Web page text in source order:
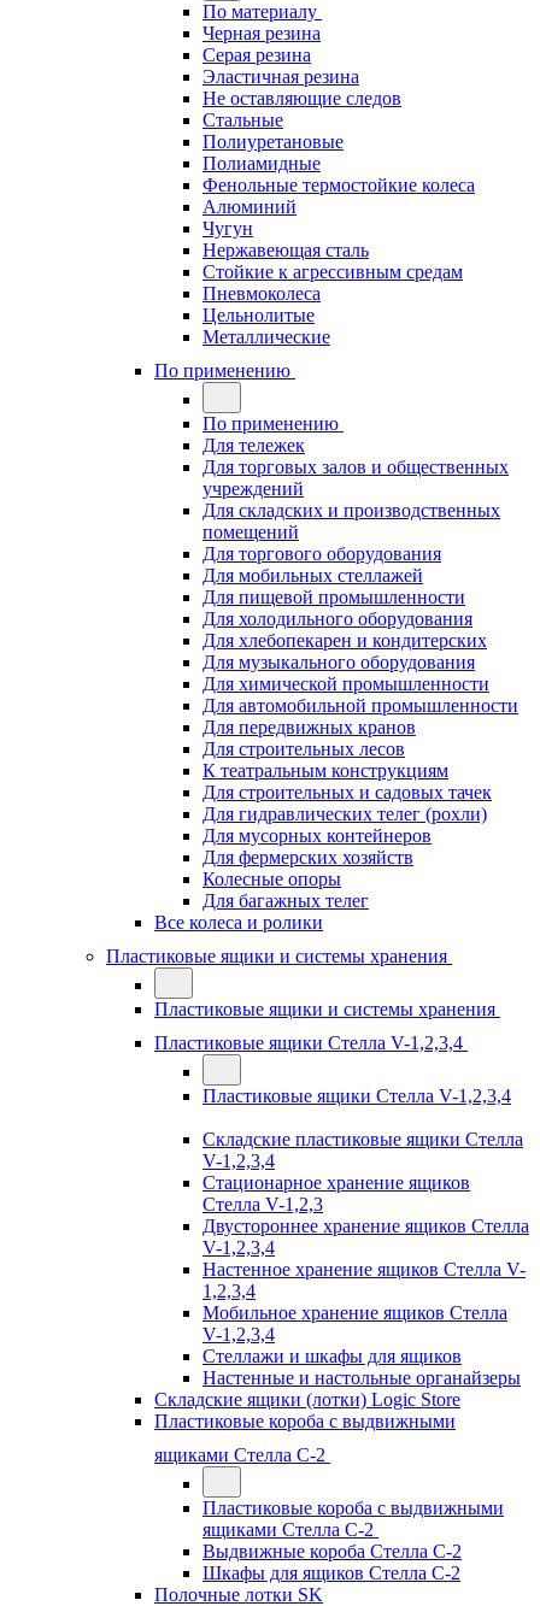
По материалу
Черная резина
Серая резина
Эластичная резина
Не оставляющие следов
Стальные
Полиуретановые
Полиамидные
Фенольные термостойкие колеса
Алюминий
Чугун
Нержавеющая сталь
Стойкие к агрессивным средам
Пневмоколеса
Цельнолитые
Металлические
По применению
По применению
Для тележек
Для торговых залов и общественных
учреждений
Для складских и производственных
помещений
Для торгового оборудования
Для мобильных стеллажей
Для пищевой промышленности
Для холодильного оборудования
Для хлебопекарен и кондитерских
Для музыкального оборудования
Для химической промышленности
Для автомобильной промышленности
Для передвижных кранов
Для строительных лесов
К театральным конструкциям
Для строительных и садовых тачек
Для гидравлических телег (рохли)
Для мусорных контейнеров
Для фермерских хозяйств
Колесные опоры
Для багажных телег
Все колеса и ролики
Пластиковые ящики и системы хранения
Пластиковые ящики и системы хранения
Пластиковые ящики Стелла V-1,2,3,4
Пластиковые ящики Стелла V-1,2,3,4
Складские пластиковые ящики Стелла
V-1,2,3,4
Стационарное хранение ящиков
Стелла V-1,2,3
Двустороннее хранение ящиков Стелла
V-1,2,3,4
Настенное хранение ящиков Стелла V-
1,2,3,4
Мобильное хранение ящиков Стелла
V-1,2,3,4
Стеллажи и шкафы для ящиков
Настенные и настольные органайзеры
Складские ящики (лотки) Logiс Store
Пластиковые короба с выдвижными
ящиками Стелла С-2
Пластиковые короба с выдвижными
ящиками Стелла С-2
Выдвижные короба Стелла С-2
Шкафы для ящиков Стелла С-2
Полочные лотки SK